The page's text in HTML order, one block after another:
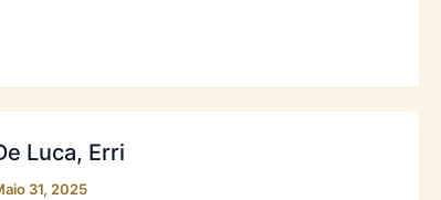
Luca, Erri
31, 2025